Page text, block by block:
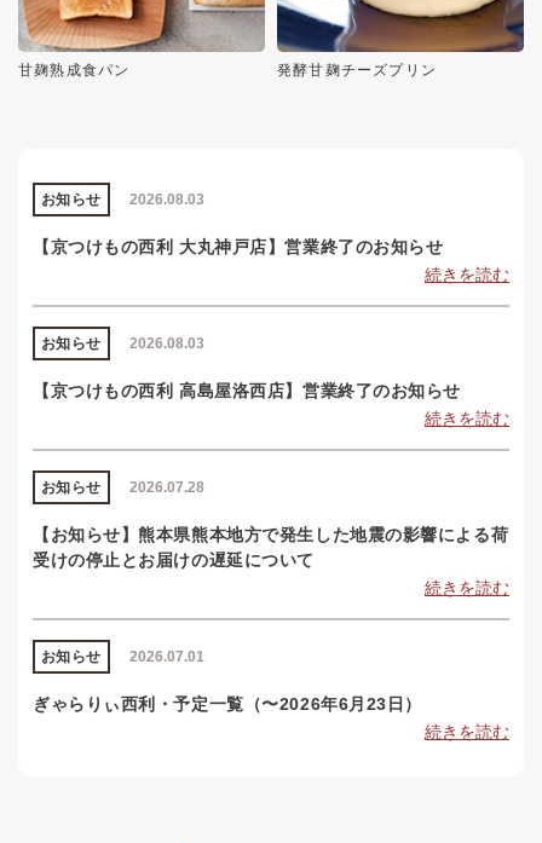
甘麹熟成食パン 発酵甘麹チーズプリン
2026.08.03
お知らせ
【京つけもの西利 大丸神戸店】営業終了のお知らせ
続きを読む
2026.08.03
お知らせ
【京つけもの西利 高島屋洛西店】営業終了のお知らせ
続きを読む
2026.07.28
お知らせ
【お知らせ】熊本県熊本地方で発生した地震の影響による荷
受けの停止とお届けの遅延について
続きを読む
2026.07.01
お知らせ
ぎゃらりぃ西利・予定一覧（〜2026年6月23日）
続きを読む